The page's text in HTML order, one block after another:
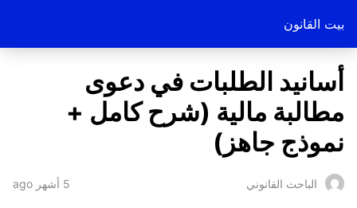
بيت القانون
أسانيد الطلبات في دعوى
مطالبة مالية (شرح كامل +
نموذج جاهز)
الباحث القانوني 5 أشهر ago